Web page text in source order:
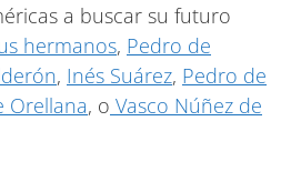
a buscar su futuro
hermanos, Pedro de
, Inés Suárez, Pedro de
Orellana, o Vasco Núñez de